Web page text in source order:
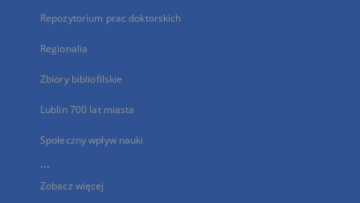
Repozytorium prac doktorskich
Regionalia
Zbiory bibliofilskie
Lublin 700 lat miasta
Społeczny wpływ nauki
...
Zobacz więcej